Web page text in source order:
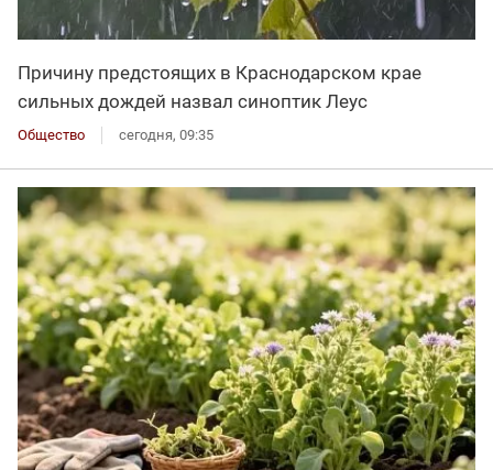
Причину предстоящих в Краснодарском крае
сильных дождей назвал синоптик Леус
Общество сегодня, 09:35